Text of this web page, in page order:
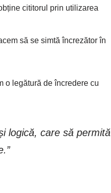
cititorul prin utilizarea
să se simtă încrezător în
o legătură de încredere cu
logică, care să permită